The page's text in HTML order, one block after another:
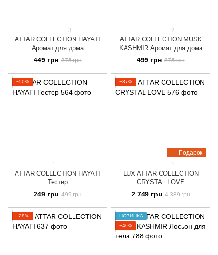
3
ATTAR COLLECTION HAYATI
Аромат для дома
449 грн 875 грн
2
ATTAR COLLECTION MUSK
KASHMIR Аромат для дома
499 грн 875 грн
−50%
1
ATTAR COLLECTION HAYATI
Тестер
249 грн 499 грн
Подарок
−37%
1
LUX ATTAR COLLECTION
CRYSTAL LOVE
2 749 грн 4 389 грн
−28%
НОВИНКА
−40%